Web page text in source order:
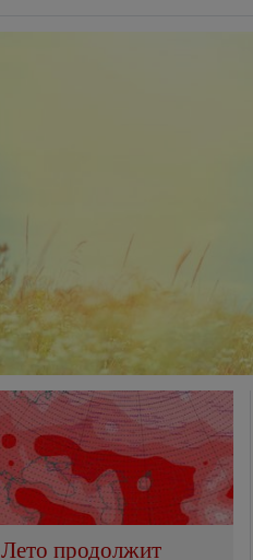
Лето продолжит